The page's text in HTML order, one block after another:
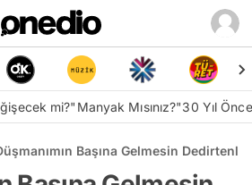
mi?"Manyak Mısınız?"30 Yıl
Başına Gelmesin